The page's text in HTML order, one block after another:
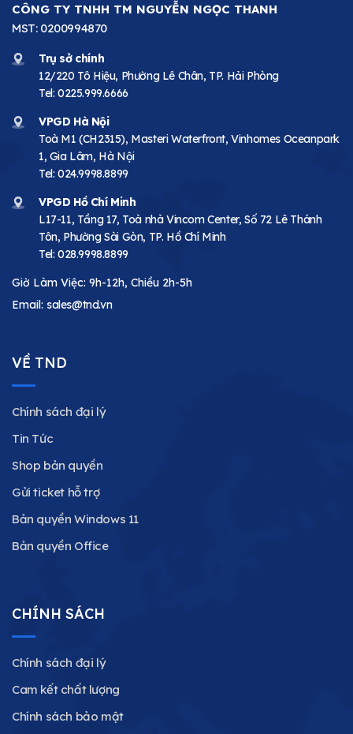
CÔNG TY TNHH TM NGUYỄN NGỌC THANH
MST: 0200994870
Trụ sở chính
12/220 Tô Hiệu, Phường Lê Chân, TP. Hải Phòng
Tel: 0225.999.6666
VPGD Hà Nội
Toà M1 (CH2315), Masteri Waterfront, Vinhomes Oceanpark
1, Gia Lâm, Hà Nội
Tel: 024.9998.8899
VPGD Hồ Chí Minh
L17-11, Tầng 17, Toà nhà Vincom Center, Số 72 Lê Thánh
Tôn, Phường Sài Gòn, TP. Hồ Chí Minh
Tel: 028.9998.8899
Giờ Làm Việc: 9h-12h, Chiều 2h-5h
Email: sales@tnd.vn
VỀ TND
Chính sách đại lý
Tin Tức
Shop bản quyền
Gửi ticket hỗ trợ
Bản quyền Windows 11
Bản quyền Office
CHÍNH SÁCH
Chính sách đại lý
Cam kết chất lượng
Chính sách bảo mật